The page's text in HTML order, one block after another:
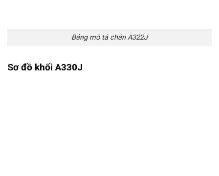
Bảng mô tả chân A322J
Sơ đồ khối A330J